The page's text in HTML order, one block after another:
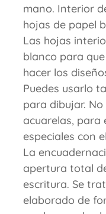
mano. Interior
hojas de papel
Las hojas
blanco para
hacer los
Puedes usarlo
para dibujar.
acuarelas, para
especiales con
La
apertura total
escritura. Se
elaborado de